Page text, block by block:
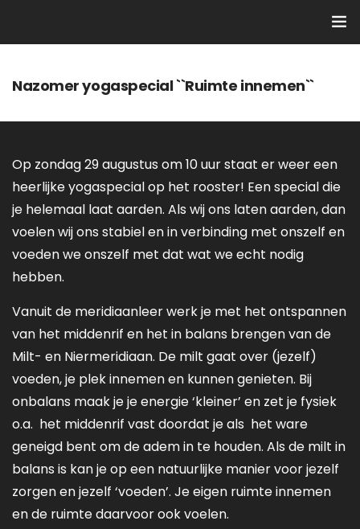
Rooster
Trainingen & Workshops
ACTIES
Contact
Nazomer yogaspecial ``Ruimte innemen``
Op zondag 29 augustus om 10 uur staat er weer een
heerlijke yogaspecial op het rooster! Een special die
je helemaal laat aarden. Als wij ons laten aarden, dan
voelen wij ons stabiel en in verbinding met onszelf en
voeden we onszelf met dat wat we echt nodig
hebben.
Vanuit de meridiaanleer werk je met het ontspannen
van het middenrif en het in balans brengen van de
Milt- en Niermeridiaan. De milt gaat over (jezelf)
voeden, je plek innemen en kunnen genieten. Bij
onbalans maak je je energie ‘kleiner’ en zet je fysiek
o.a. het middenrif vast doordat je als het ware
geneigd bent om de adem in te houden. Als de milt in
balans is kan je op een natuurlijke manier voor jezelf
zorgen en jezelf ‘voeden’. Je eigen ruimte innemen
en de ruimte daarvoor ook voelen.